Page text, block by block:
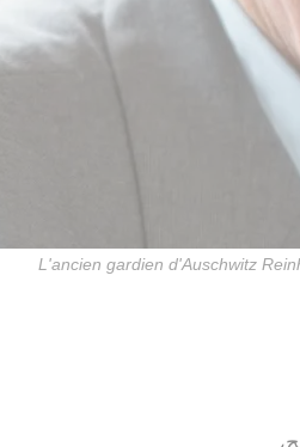
L'ancien gardien d'Auschwitz